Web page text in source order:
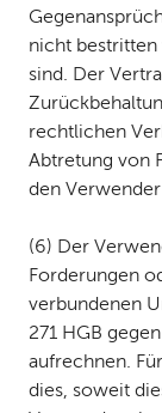
nicht
sind. Der
rechtlichen
Abtretung von
den
(6) Der
Forderungen
verbundenen
271 HGB
aufrechnen.
dies, soweit